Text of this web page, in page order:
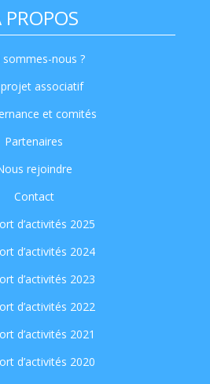
PROPOS
sommes-nous ?
associatif
et comités
Partenaires
rejoindre
Contact
d’activités 2025
d’activités 2024
d’activités 2023
d’activités 2022
d’activités 2021
d’activités 2020